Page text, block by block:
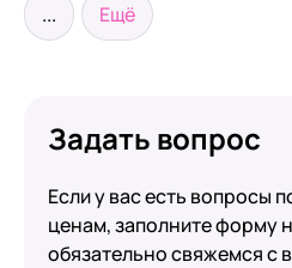
... Ещё
Задать вопрос
Если у вас есть вопросы
ценам, заполните форму
обязательно свяжемся с